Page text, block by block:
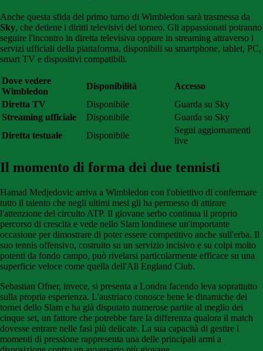
Anche questa sfida del primo turno di Wimbledon sarà trasmessa da
Sky, che detiene i diritti televisivi del torneo. Gli appassionati potranno
seguire l'incontro in diretta televisiva oppure in streaming attraverso i
servizi ufficiali della piattaforma, disponibili su smartphone, tablet, PC,
smart TV e dispositivi compatibili.
Dove vedere
Wimbledon
Disponibilità
Accesso
Diretta TV
Disponibile
Guarda su Sky
Streaming ufficiale
Disponibile
Guarda su Sky
Diretta testuale
Disponibile
Segui aggiornamenti
live
Il momento di forma dei due tennisti
Hamad Medjedovic arriva a Wimbledon con l'obiettivo di confermare
tutto il talento che negli ultimi mesi gli ha permesso di attirare
l'attenzione del circuito ATP. Il giovane serbo continua il proprio
percorso di crescita e vede nello Slam londinese un'importante
occasione per dimostrare di poter essere competitivo anche sull'erba. Il
suo tennis offensivo, costruito su un servizio incisivo e su colpi molto
potenti da fondo campo, può rivelarsi particolarmente efficace su una
superficie veloce come quella dell'All England Club.
Sebastian Ofner, invece, si presenta a Londra facendo leva soprattutto
sulla propria esperienza. L'austriaco conosce bene le dinamiche dei
tornei dello Slam e ha già disputato numerose partite al meglio dei
cinque set, un fattore che potrebbe fare la differenza qualora il match
dovesse entrare nelle fasi più delicate. La sua capacità di gestire i
momenti di pressione rappresenta una delle principali armi a